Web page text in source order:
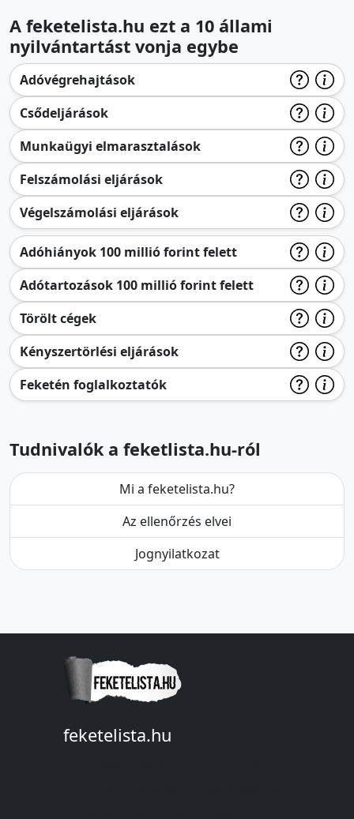
A feketelista.hu ezt a 10 állami
nyilvántartást vonja egybe
Adóvégrehajtások
Csődeljárások
Munkaügyi elmarasztalások
Felszámolási eljárások
Végelszámolási eljárások
Adóhiányok 100 millió forint felett
Adótartozások 100 millió forint felett
Törölt cégek
Kényszertörlési eljárások
Feketén foglalkoztatók
Tudnivalók a feketlista.hu-ról
Mi a feketelista.hu?
Az ellenőrzés elvei
Jognyilatkozat
feketelista.hu